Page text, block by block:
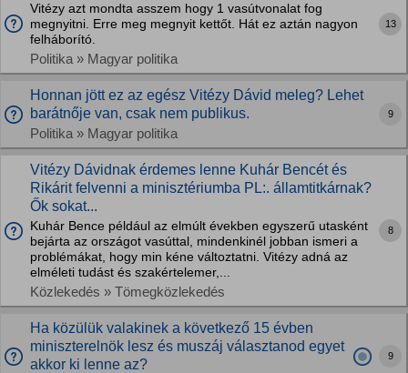
Vitézy azt mondta asszem hogy 1 vasútvonalat fog
megnyitni. Erre meg megnyit kettőt. Hát ez aztán nagyon
felháborító.
Politika » Magyar politika
13
Honnan jött ez az egész Vitézy Dávid meleg? Lehet
barátnője van, csak nem publikus.
Politika » Magyar politika
9
Vitézy Dávidnak érdemes lenne Kuhár Bencét és
Rikárit felvenni a minisztériumba PL:. államtitkárnak?
Ők sokat...
Kuhár Bence például az elmúlt években egyszerű utasként
bejárta az országot vasúttal, mindenkinél jobban ismeri a
problémákat, hogy min kéne változtatni. Vitézy adná az
elméleti tudást és szakértelemer,...
Közlekedés » Tömegközlekedés
8
Ha közülük valakinek a következő 15 évben
miniszterelnök lesz és muszáj választanod egyet
akkor ki lenne az?
9